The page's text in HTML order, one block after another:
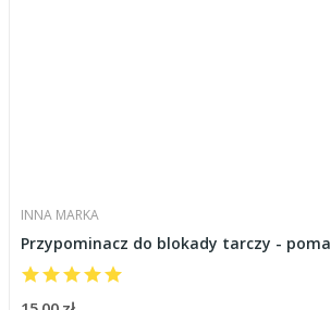
INNA MARKA
Przypominacz do blokady tarczy -